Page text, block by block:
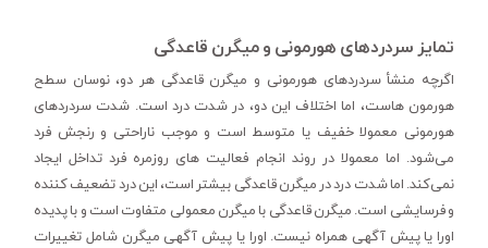
تمایز سردردهای هورمونی و میگرن قاعدگی
اگرچه منشأ سردرد‌های هورمونی و میگرن قاعدگی هر دو، نوسان سطح
هورمون هاست، اما اختلاف این دو، در شدت درد است. شدت سردردهای
هورمونی معمولا خفیف یا متوسط است و موجب ناراحتی و رنجش فرد
می‌شود. اما معمولا در روند انجام فعالیت های روزمره فرد تداخل ایجاد
نمی‌کند. اما شدت درد در میگرن قاعدگی بیشتر‌ است، این درد تضعیف کننده
و فرسایشی است. میگرن قاعدگی با میگرن معمولی متفاوت است و با پدیده
اورا یا پیش آگهی همراه نیست. اورا یا پیش آگهی میگرن شامل تغییرات